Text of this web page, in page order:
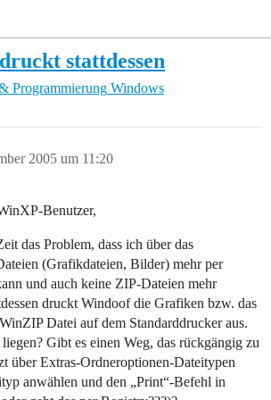
stattdessen
Programmierung Windows
2005 um 11:20
Benutzer,
das Problem, dass ich über das
(Grafikdateien, Bilder) mehr per
und auch keine ZIP-Dateien mehr
druckt Windoof die Grafiken bzw. das
Datei auf dem Standarddrucker aus.
Gibt es einen Weg, das rückgängig zu
über Extras-Ordneroptionen-Dateitypen
anwählen und den „Print“-Befehl in